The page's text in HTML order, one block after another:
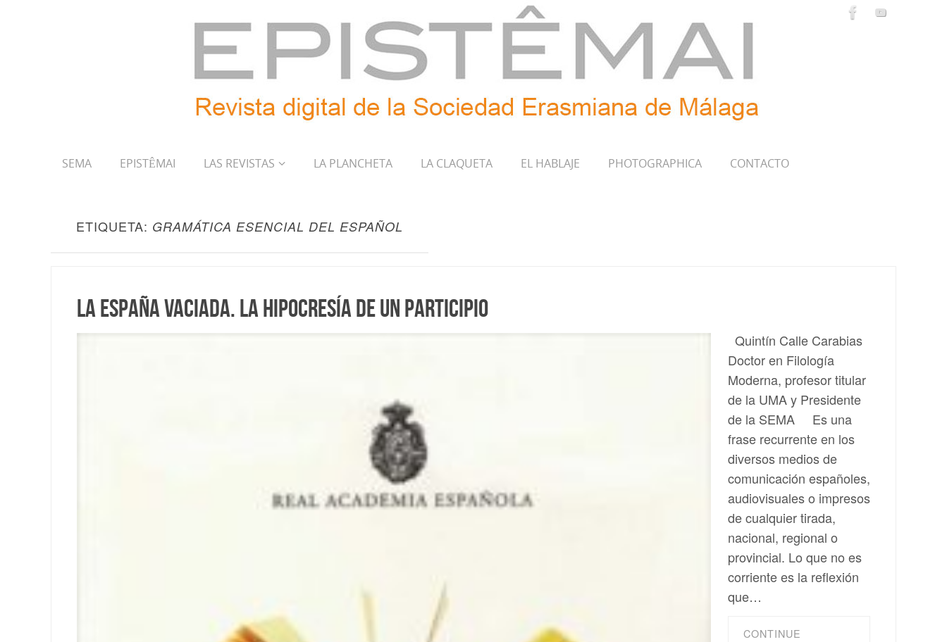
SEMA EPISTÊMAI LAS REVISTAS LA PLANCHETA LA CLAQUETA EL HABLAJE PHOTOGRAPHICA CONTACTO
ETIQUETA: GRAMÁTICA ESENCIAL DEL ESPAÑOL
La España vaciada. La hipocresía de un participio
Quintín Calle Carabias
Doctor en Filología
Moderna, profesor titular
de la UMA y Presidente
de la SEMA Es una
frase recurrente en los
diversos medios de
comunicación españoles,
audiovisuales o impresos
de cualquier tirada,
nacional, regional o
provincial. Lo que no es
corriente es la reflexión
que…
CONTINUE